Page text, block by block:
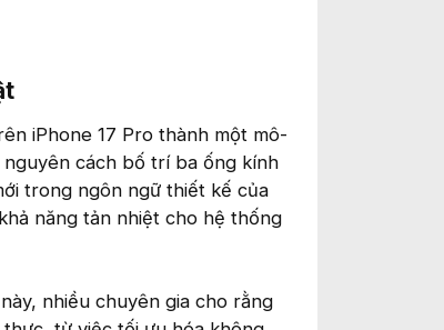
iPhone 17 Pro thành một mô-
cách bố trí ba ống kính
trong ngôn ngữ thiết kế của
năng tản nhiệt cho hệ thống
nhiều chuyên gia cho rằng